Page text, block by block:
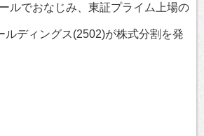
ルでおなじみ、東証プライム上場の
ルディングス(2502)が株式分割を発